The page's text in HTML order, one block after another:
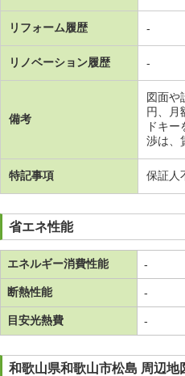
リフォーム履歴 -
リノベーション履歴 -
備考
図面や
円、月
ドキ
渉は、
特記事項 保証人
省エネ性能
エネルギー消費性能 -
断熱性能 -
目安光熱費 -
和歌山県和歌山市松島 周辺地